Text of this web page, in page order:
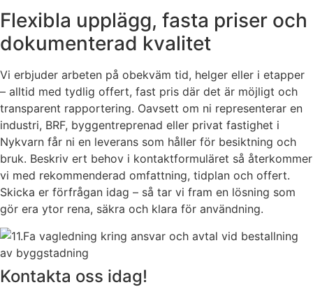
Flexibla upplägg, fasta priser och
dokumenterad kvalitet
Vi erbjuder arbeten på obekväm tid, helger eller i etapper
– alltid med tydlig offert, fast pris där det är möjligt och
transparent rapportering. Oavsett om ni representerar en
industri, BRF, byggentreprenad eller privat fastighet i
Nykvarn får ni en leverans som håller för besiktning och
bruk. Beskriv ert behov i kontaktformuläret så återkommer
vi med rekommenderad omfattning, tidplan och offert.
Skicka er förfrågan idag – så tar vi fram en lösning som
gör era ytor rena, säkra och klara för användning.
Kontakta oss idag!